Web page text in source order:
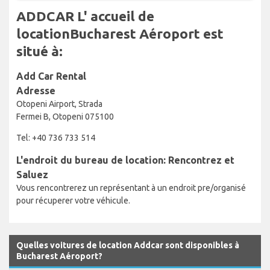
ADDCAR L' accueil de
locationBucharest Aéroport est
situé à:
Add Car Rental
Adresse
Otopeni Airport, Strada
Fermei B, Otopeni 075100
Tel: +40 736 733 514
L'endroit du bureau de location: Rencontrez et
Saluez
Vous rencontrerez un représentant à un endroit pre/organisé
pour récuperer votre véhicule.
Quelles voitures de location Addcar sont disponibles à
Bucharest Aéroport?